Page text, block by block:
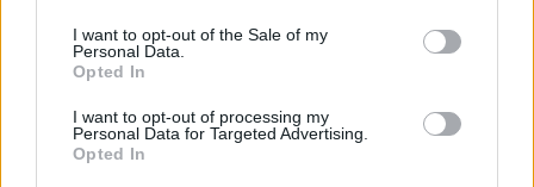
I want to opt-out of the Sale of my
Personal Data.
Opted In
I want to opt-out of processing my
Personal Data for Targeted Advertising.
Opted In